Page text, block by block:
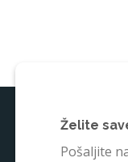
Želite
Pošaljite